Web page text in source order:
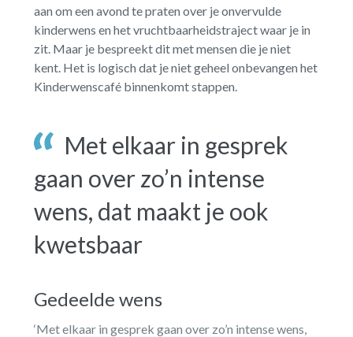
aan om een avond te praten over je onvervulde
kinderwens en het vruchtbaarheidstraject waar je in
zit. Maar je bespreekt dit met mensen die je niet
kent. Het is logisch dat je niet geheel onbevangen het
Kinderwenscafé binnenkomt stappen.
Met elkaar in gesprek
gaan over zo’n intense
wens, dat maakt je ook
kwetsbaar
Gedeelde wens
‘Met elkaar in gesprek gaan over zo’n intense wens,